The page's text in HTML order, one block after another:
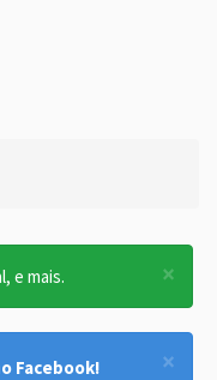
×
e mais.
×
Facebook!